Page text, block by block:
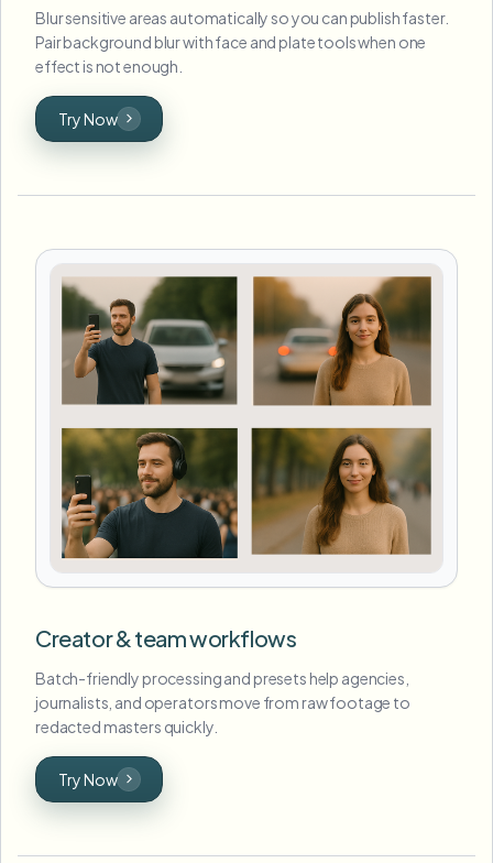
Blur sensitive areas automatically so you can publish faster.
Pair background blur with face and plate tools when one
effect is not enough.
Try Now
Creator & team workflows
Batch-friendly processing and presets help agencies,
journalists, and operators move from raw footage to
redacted masters quickly.
Try Now